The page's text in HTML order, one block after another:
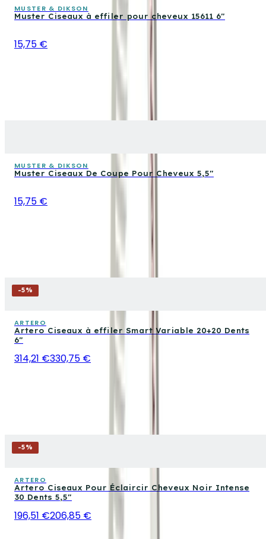
MUSTER & DIKSON
Muster Ciseaux à effiler pour cheveux 15611 6"
15,75 €
MUSTER & DIKSON
Muster Ciseaux De Coupe Pour Cheveux 5,5"
15,75 €
-5%
ARTERO
Artero Ciseaux à effiler Smart Variable 20+20 Dents
6"
314,21 €330,75 €
-5%
ARTERO
Artero Ciseaux Pour Éclaircir Cheveux Noir Intense
30 Dents 5,5″
196,51 €206,85 €